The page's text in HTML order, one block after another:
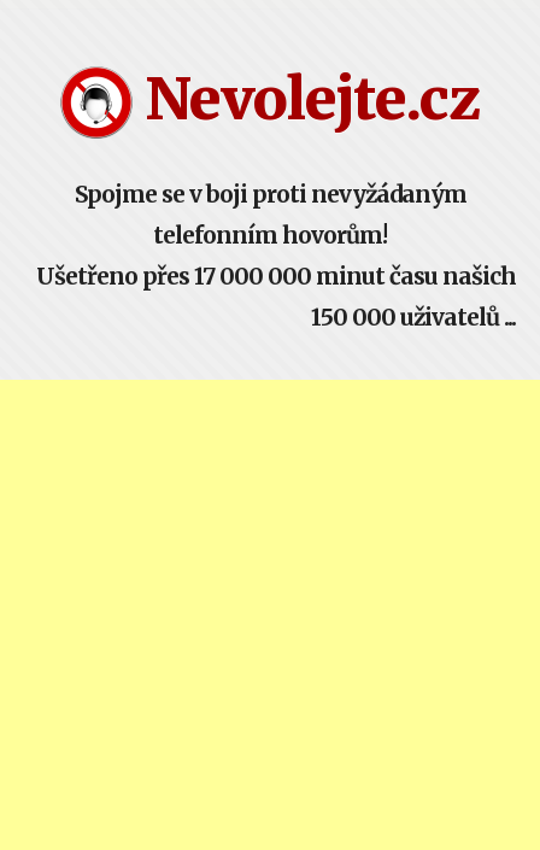
Nevolejte.cz
Spojme se v boji proti nevyžádaným
telefonním hovorům!
Ušetřeno přes 17 000 000 minut času našich
150 000 uživatelů ...